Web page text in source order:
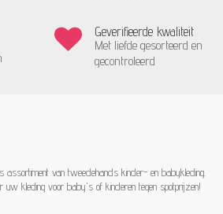
Geverifieerde kwaliteit
Met liefde gesorteerd en
gecontroleerd
assortiment van tweedehands kinder- en babykleding.
uw kleding voor baby's of kinderen tegen spotprijzen!